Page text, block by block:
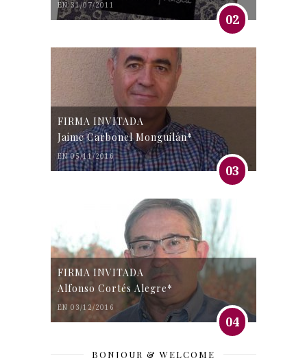
EN 31/07/2011
02
FIRMA INVITADA
Jaime Carbonel Monguilán*
EN 05/11/2016
03
FIRMA INVITADA
Alfonso Cortés Alegre*
EN 03/12/2016
04
BONJOUR & WELCOME